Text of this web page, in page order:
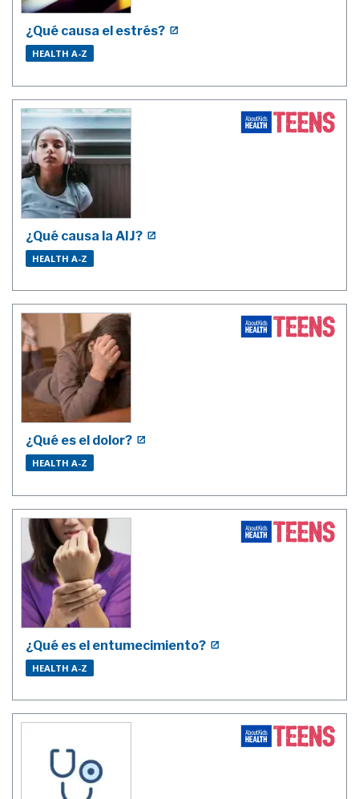
¿Qué causa el estrés?
HEALTH A-Z
¿Qué causa la AIJ?
HEALTH A-Z
¿Qué es el dolor?
HEALTH A-Z
¿Qué es el entumecimiento?
HEALTH A-Z